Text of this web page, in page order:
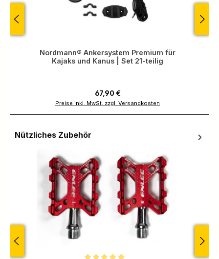
Nordmann® Ankersystem Premium für
Kajaks und Kanus | Set 21-teilig
Regulärer Preis:
67,90 €
Preise inkl. MwSt. zzgl. Versandkosten
Nützliches Zubehör